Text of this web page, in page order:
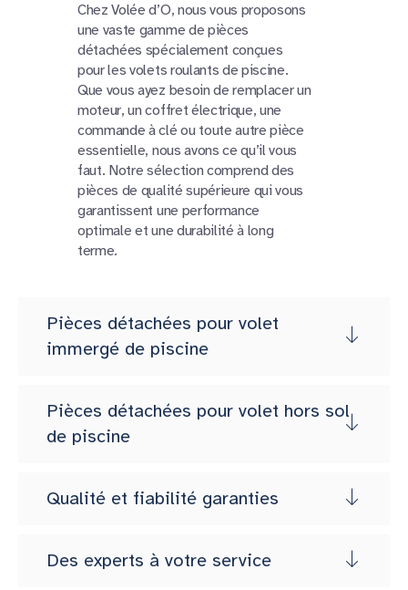
Chez Volée d’O, nous vous proposons
une vaste gamme de pièces
détachées spécialement conçues
pour les volets roulants de piscine.
Que vous ayez besoin de remplacer un
moteur, un coffret électrique, une
commande à clé ou toute autre pièce
essentielle, nous avons ce qu’il vous
faut. Notre sélection comprend des
pièces de qualité supérieure qui vous
garantissent une performance
optimale et une durabilité à long
terme.
Pièces détachées pour volet
immergé de piscine
Pièces détachées pour volet hors sol
de piscine
Qualité et fiabilité garanties
Des experts à votre service